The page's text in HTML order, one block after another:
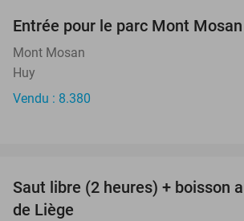
Entrée pour le parc Mont
Mont Mosan
Huy
Vendu : 8.380
Saut libre (2 heures) + boisson
de Liège